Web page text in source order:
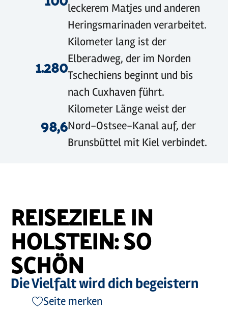
leckerem Matjes und anderen
Heringsmarinaden verarbeitet.
1.280
Kilometer lang ist der
Elberadweg, der im Norden
Tschechiens beginnt und bis
nach Cuxhaven führt.
98,6
Kilometer Länge weist der
Nord-Ostsee-Kanal auf, der
Brunsbüttel mit Kiel verbindet.
REISEZIELE IN
HOLSTEIN: SO
SCHÖN
Die Vielfalt wird dich begeistern
Seite merken